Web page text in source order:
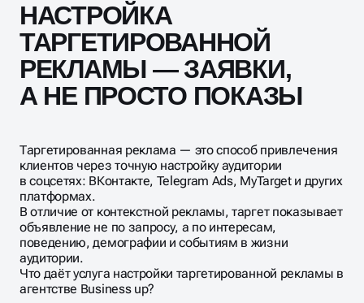
НАСТРОЙКА
ТАРГЕТИРОВАННОЙ
РЕКЛАМЫ — ЗАЯВКИ,
А НЕ ПРОСТО ПОКАЗЫ
Таргетированная реклама — это способ привлечения
клиентов через точную настройку аудитории
в соцсетях: ВКонтакте, Telegram Ads, MyTarget и других
платформах.
В отличие от контекстной рекламы, таргет показывает
объявление не по запросу, а по интересам,
поведению, демографии и событиям в жизни
аудитории.
Что даёт услуга настройки таргетированной рекламы в
агентстве Business up?